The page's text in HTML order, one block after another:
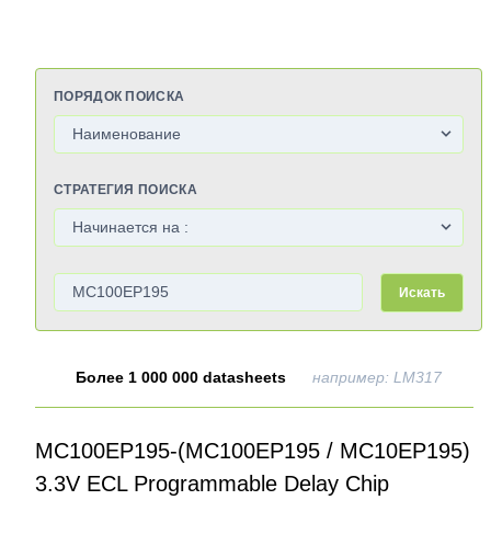
ПОРЯДОК ПОИСКА
СТРАТЕГИЯ ПОИСКА
Искать
Более 1 000 000 datasheets например: LM317
MC100EP195-(MC100EP195 / MC10EP195)
3.3V ECL Programmable Delay Chip